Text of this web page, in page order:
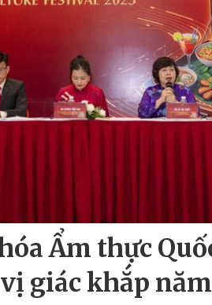
Ẩm thực
giác khắp